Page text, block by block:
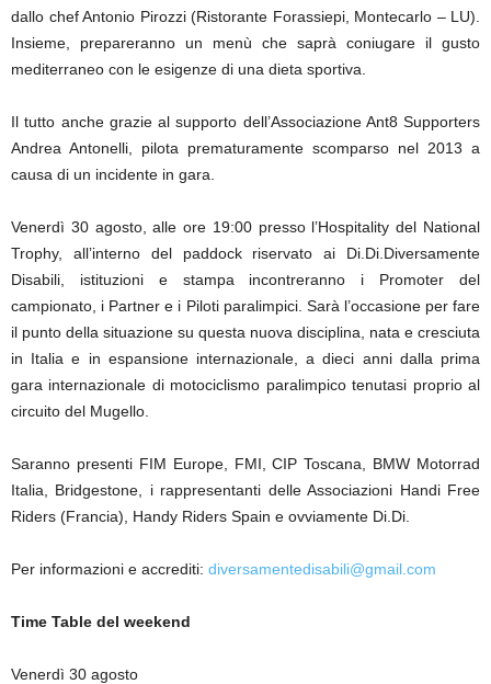
dallo chef Antonio Pirozzi (Ristorante Forassiepi, Montecarlo – LU).
Insieme, prepareranno un menù che saprà coniugare il gusto
mediterraneo con le esigenze di una dieta sportiva.
Il tutto anche grazie al supporto dell’Associazione Ant8 Supporters
Andrea Antonelli, pilota prematuramente scomparso nel 2013 a
causa di un incidente in gara.
Venerdì 30 agosto, alle ore 19:00 presso l’Hospitality del National
Trophy, all’interno del paddock riservato ai Di.Di.Diversamente
Disabili, istituzioni e stampa incontreranno i Promoter del
campionato, i Partner e i Piloti paralimpici. Sarà l’occasione per fare
il punto della situazione su questa nuova disciplina, nata e cresciuta
in Italia e in espansione internazionale, a dieci anni dalla prima
gara internazionale di motociclismo paralimpico tenutasi proprio al
circuito del Mugello.
Saranno presenti FIM Europe, FMI, CIP Toscana, BMW Motorrad
Italia, Bridgestone, i rappresentanti delle Associazioni Handi Free
Riders (Francia), Handy Riders Spain e ovviamente Di.Di.
Per informazioni e accrediti: diversamentedisabili@gmail.com
Time Table del weekend
Venerdì 30 agosto